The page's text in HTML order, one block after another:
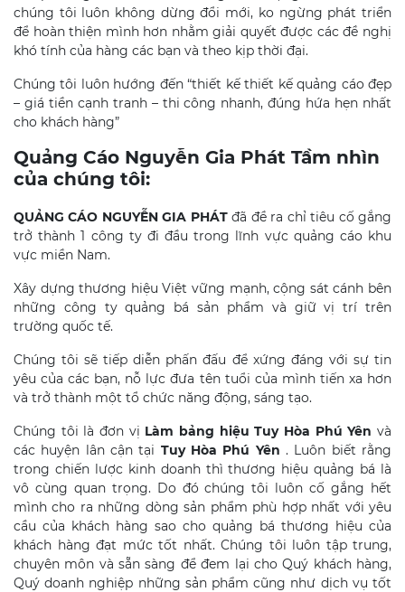
chúng tôi luôn không dừng đổi mới, ko ngừng phát triển
để hoàn thiện mình hơn nhằm giải quyết được các đề nghị
khó tính của hàng các bạn và theo kịp thời đại.
Chúng tôi luôn hướng đến “thiết kế thiết kế quảng cáo đẹp
– giá tiền cạnh tranh – thi công nhanh, đúng hứa hẹn nhất
cho khách hàng”
Quảng Cáo Nguyễn Gia Phát Tầm nhìn
của chúng tôi:
QUẢNG CÁO NGUYỄN GIA PHÁTđã đề ra chỉ tiêu cố gắng
trở thành 1 công ty đi đầu trong lĩnh vực quảng cáo khu
vực miền Nam.
Xây dựng thương hiệu Việt vững mạnh, cộng sát cánh bên
những công ty quảng bá sản phẩm và giữ vị trí trên
trường quốc tế.
Chúng tôi sẽ tiếp diễn phấn đấu để xứng đáng với sự tin
yêu của các bạn, nỗ lực đưa tên tuổi của mình tiến xa hơn
và trở thành một tổ chức năng động, sáng tạo.
Chúng tôi là đơn vị Làm bảng hiệu Tuy Hòa Phú Yên và
các huyện lân cận tại Tuy Hòa Phú Yên . Luôn biết rằng
trong chiến lược kinh doanh thì thương hiệu quảng bá là
vô cùng quan trọng. Do đó chúng tôi luôn cố gắng hết
mình cho ra những dòng sản phẩm phù hợp nhất với yêu
cầu của khách hàng sao cho quảng bá thương hiệu của
khách hàng đạt mức tốt nhất. Chúng tôi luôn tập trung,
chuyên môn và sẵn sàng để đem lại cho Quý khách hàng,
Quý doanh nghiệp những sản phẩm cũng như dịch vụ tốt